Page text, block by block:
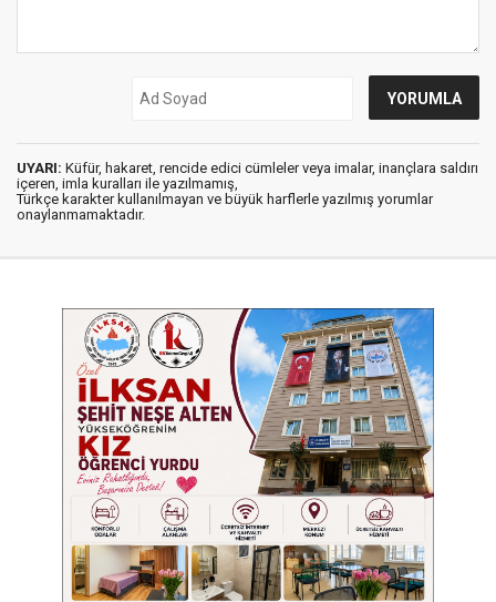
UYARI: Küfür, hakaret, rencide edici cümleler veya imalar, inançlara saldırı
içeren, imla kuralları ile yazılmamış,
Türkçe karakter kullanılmayan ve büyük harflerle yazılmış yorumlar
onaylanmamaktadır.